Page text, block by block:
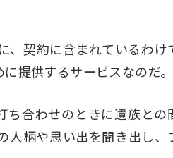
、契約に含まれているわけ
提供するサービスなのだ。
ち合わせのときに遺族との
人柄や思い出を聞き出し、